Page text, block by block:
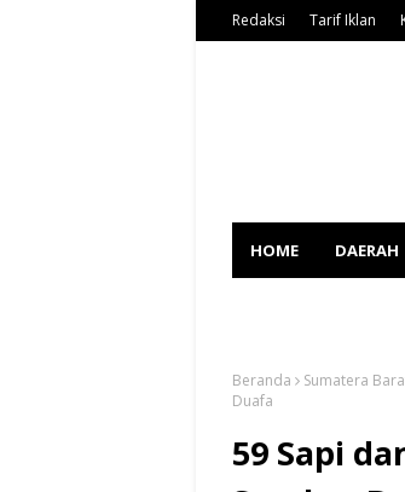
Redaksi Tarif Iklan
HOME DAERAH
Beranda Sumatera
Duafa
59 Sapi